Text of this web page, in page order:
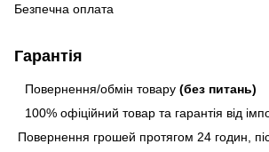
Безпечна оплата
Гарантія
Повернення/обмін товару (без питань)
100% офіційний товар та гарантія від
Повернення грошей протягом 24 годин,